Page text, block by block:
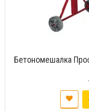
Бетономешалка